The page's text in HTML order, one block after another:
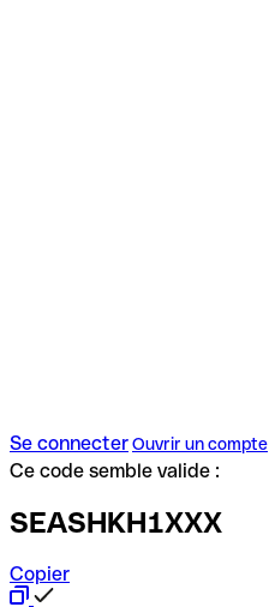
Se connecterOuvrir un compte
Ce code semble valide :
SEASHKH1XXX
Copier